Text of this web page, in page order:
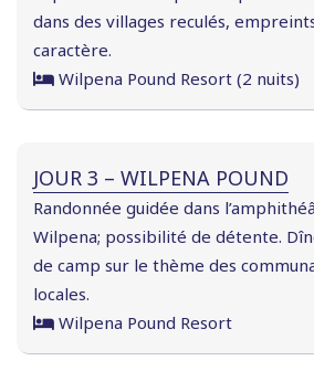
dans des villages reculés,
caractère.
Wilpena Pound Resort (2 nuits)
JOUR 3 – WILPENA POUND
Randonnée guidée dans
Wilpena; possibilité de détente.
de camp sur le thème des
locales.
Wilpena Pound Resort